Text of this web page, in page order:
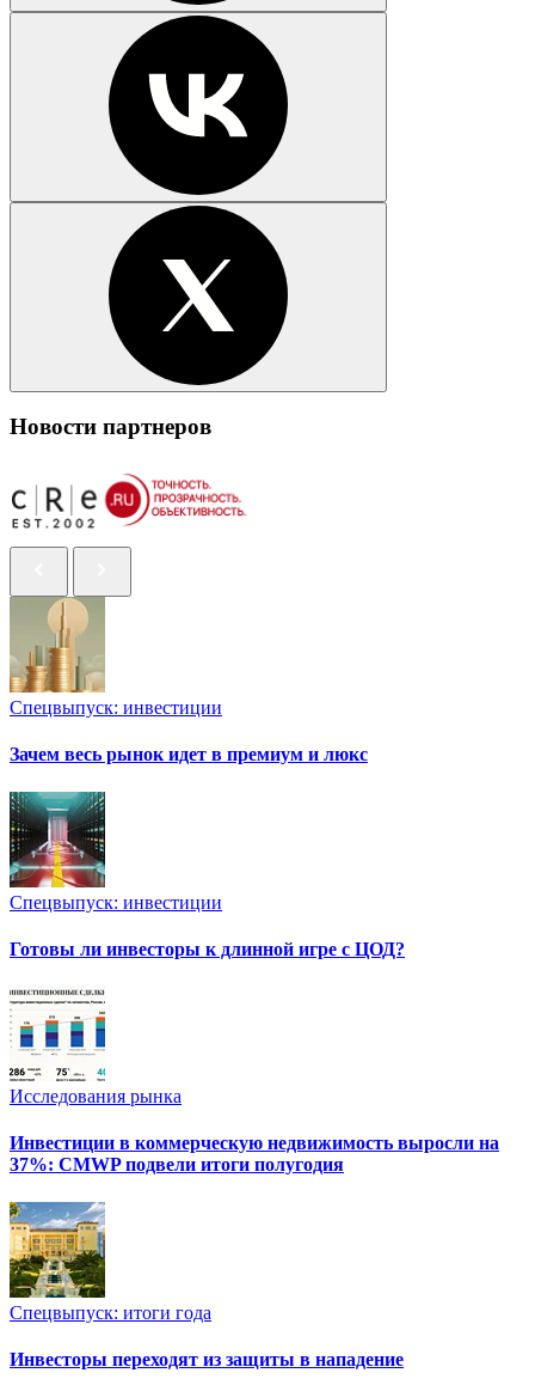
Новости партнеров
Спецвыпуск: инвестиции
Зачем весь рынок идет в премиум и люкс
Спецвыпуск: инвестиции
Готовы ли инвесторы к длинной игре с ЦОД?
Исследования рынка
Инвестиции в коммерческую недвижимость выросли на
37%: CMWP подвели итоги полугодия
Спецвыпуск: итоги года
Инвесторы переходят из защиты в нападение